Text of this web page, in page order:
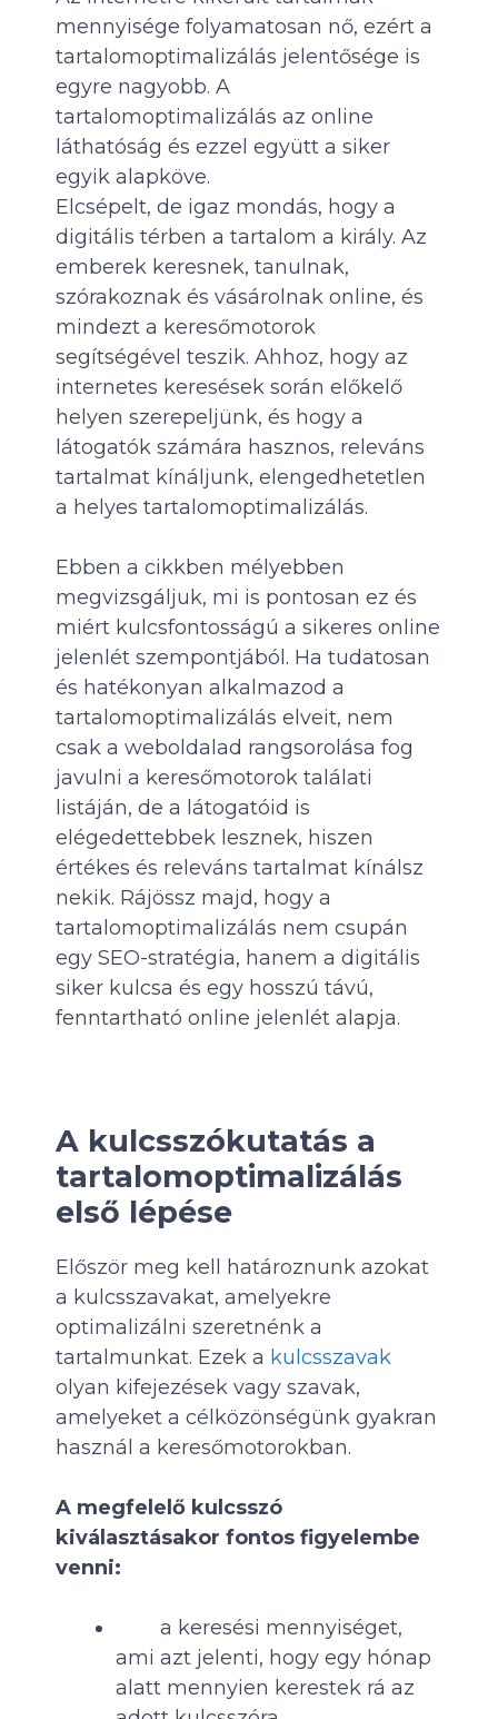
mennyisége folyamatosan nő, ezért a
tartalomoptimalizálás jelentősége is
egyre nagyobb. A
tartalomoptimalizálás az online
láthatóság és ezzel együtt a siker
egyik alapköve.
Elcsépelt, de igaz mondás, hogy a
digitális térben a tartalom a király. Az
emberek keresnek, tanulnak,
szórakoznak és vásárolnak online, és
mindezt a keresőmotorok
segítségével teszik. Ahhoz, hogy az
internetes keresések során előkelő
helyen szerepeljünk, és hogy a
látogatók számára hasznos, releváns
tartalmat kínáljunk, elengedhetetlen
a helyes tartalomoptimalizálás.
Ebben a cikkben mélyebben
megvizsgáljuk, mi is pontosan ez és
miért kulcsfontosságú a sikeres online
jelenlét szempontjából. Ha tudatosan
és hatékonyan alkalmazod a
tartalomoptimalizálás elveit, nem
csak a weboldalad rangsorolása fog
javulni a keresőmotorok találati
listáján, de a látogatóid is
elégedettebbek lesznek, hiszen
értékes és releváns tartalmat kínálsz
nekik. Rájössz majd, hogy a
tartalomoptimalizálás nem csupán
egy SEO-stratégia, hanem a digitális
siker kulcsa és egy hosszú távú,
fenntartható online jelenlét alapja.
A kulcsszókutatás a
tartalomoptimalizálás
első lépése
Először meg kell határoznunk azokat
a kulcsszavakat, amelyekre
optimalizálni szeretnénk a
tartalmunkat. Ezek a kulcsszavak
olyan kifejezések vagy szavak,
amelyeket a célközönségünk gyakran
használ a keresőmotorokban.
A megfelelő kulcsszó
kiválasztásakor fontos figyelembe
venni:
a keresési mennyiséget,
ami azt jelenti, hogy egy hónap
alatt mennyien kerestek rá az